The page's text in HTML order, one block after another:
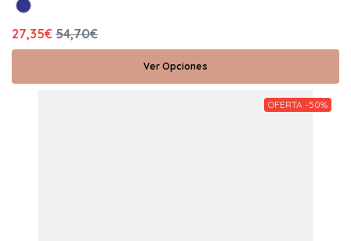
27,35€ 54,70€
Ver Opciones
OFERTA -50%